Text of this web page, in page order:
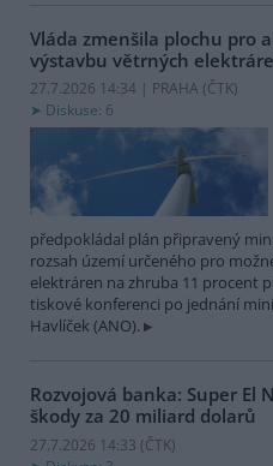
Vláda zmenšila plochu pro
výstavbu větrných
27.7.2026 14:34 | PRAHA (ČTK)
Diskuse: 6
předpokládal plán připravený
rozsah území určeného pro
elektráren na zhruba 11 procent
tiskové konferenci po jednání
Havlíček (ANO).
Rozvojová banka: Super El
škody za 20 miliard dolarů
27.7.2026 14:33 (ČTK)